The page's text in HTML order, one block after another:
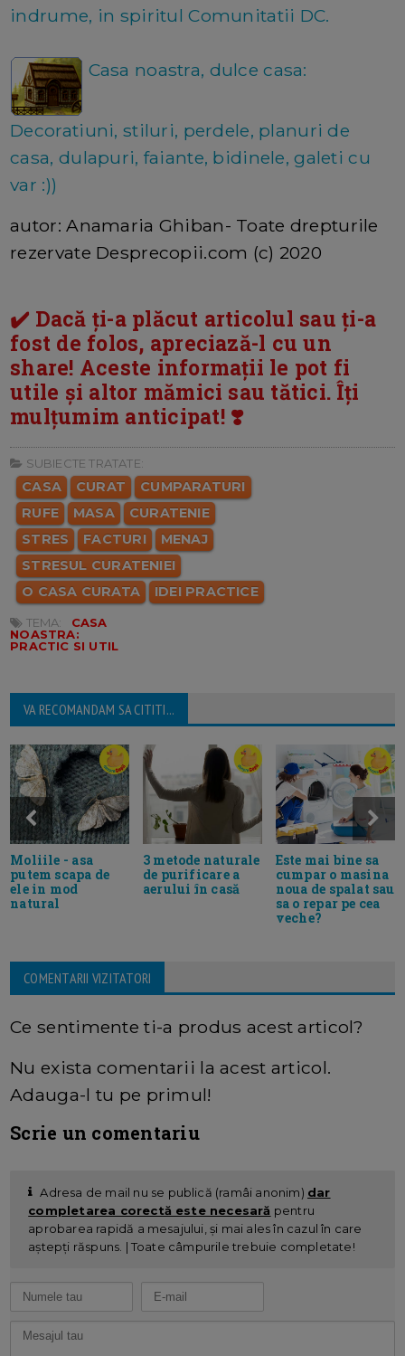
indrume, in spiritul Comunitatii DC.
Casa noastra, dulce casa:
Decoratiuni, stiluri, perdele, planuri de
casa, dulapuri, faiante, bidinele, galeti cu
var :))
autor: Anamaria Ghiban- Toate drepturile
rezervate Desprecopii.com (c) 2020
✔️ Dacă ți-a plăcut articolul sau ți-a
fost de folos, apreciază-l cu un
share! Aceste informații le pot fi
utile și altor mămici sau tătici. Îți
mulțumim anticipat! ❣️
SUBIECTE TRATATE:
CASA CURAT
CUMPARATURI
RUFE
MASA
CURATENIE
STRES
FACTURI
MENAJ
STRESUL CURATENIEI
O CASA CURATA
IDEI PRACTICE
TEMA:
CASA
NOASTRA:
PRACTIC SI UTIL
VA RECOMANDAM SA CITITI...
Moliile - asa
putem scapa de
ele in mod
natural
3 metode naturale
de purificare a
aerului în casă
Este mai bine sa
cumpar o masina
noua de spalat sau
sa o repar pe cea
veche?
COMENTARII VIZITATORI
Ce sentimente ti-a produs acest articol?
Nu exista comentarii la acest articol.
Adauga-l tu pe primul!
Scrie un comentariu
Adresa de mail nu se publică (ramâi anonim) dar
completarea corectă este necesară pentru
aprobarea rapidă a mesajului, și mai ales în cazul în care
aștepți răspuns. | Toate câmpurile trebuie completate!